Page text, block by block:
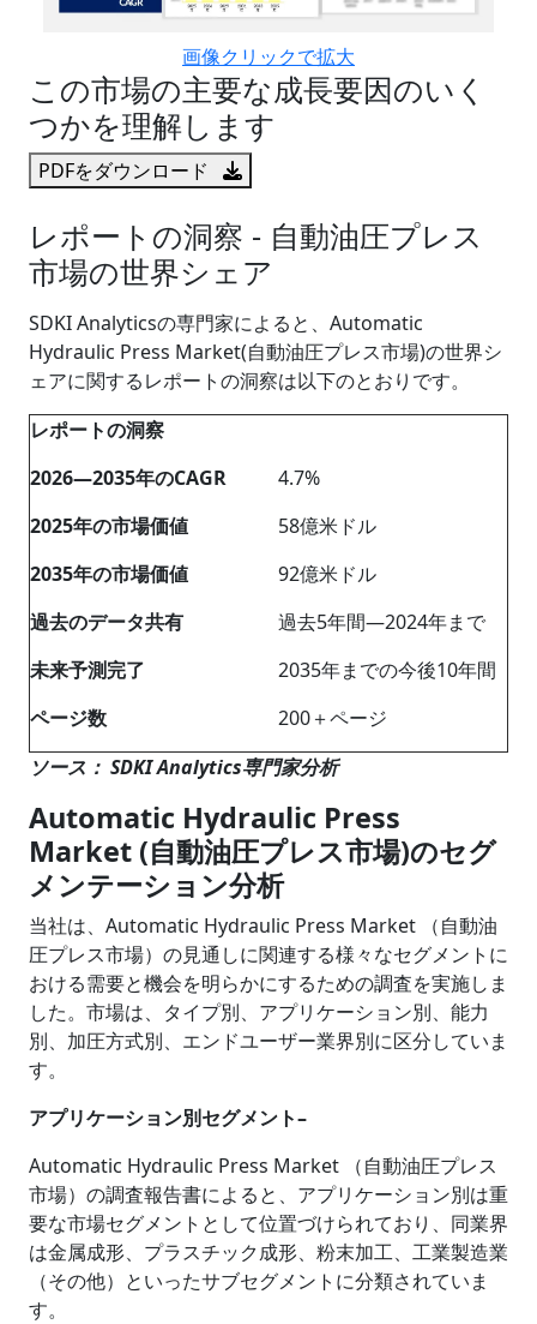
画像クリックで拡大
この市場の主要な成長要因のいく
つかを理解します
PDFをダウンロード
レポートの洞察 - 自動油圧プレス
市場の世界シェア
SDKI Analyticsの専門家によると、Automatic
Hydraulic Press Market(自動油圧プレス市場)の世界シ
ェアに関するレポートの洞察は以下のとおりです。
レポートの洞察
2026―2035年のCAGR
4.7%
2025年の市場価値
58億米ドル
2035年の市場価値
92億米ドル
過去のデータ共有
過去5年間―2024年まで
未来予測完了
2035年までの今後10年間
ページ数
200＋ページ
ソース： SDKI Analytics専門家分析
Automatic Hydraulic Press
Market (自動油圧プレス市場)のセグ
メンテーション分析
当社は、Automatic Hydraulic Press Market （自動油
圧プレス市場）の見通しに関連する様々なセグメントに
おける需要と機会を明らかにするための調査を実施しま
した。市場は、タイプ別、アプリケーション別、能力
別、加圧方式別、エンドユーザー業界別に区分していま
す。
アプリケーション別セグメント–
Automatic Hydraulic Press Market （自動油圧プレス
市場）の調査報告書によると、アプリケーション別は重
要な市場セグメントとして位置づけられており、同業界
は金属成形、プラスチック成形、粉末加工、工業製造業
（その他）といったサブセグメントに分類されていま
す。